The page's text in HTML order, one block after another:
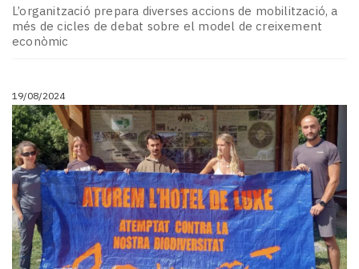
L’organització prepara diverses accions de mobilització, a
més de cicles de debat sobre el model de creixement
econòmic
19/08/2024